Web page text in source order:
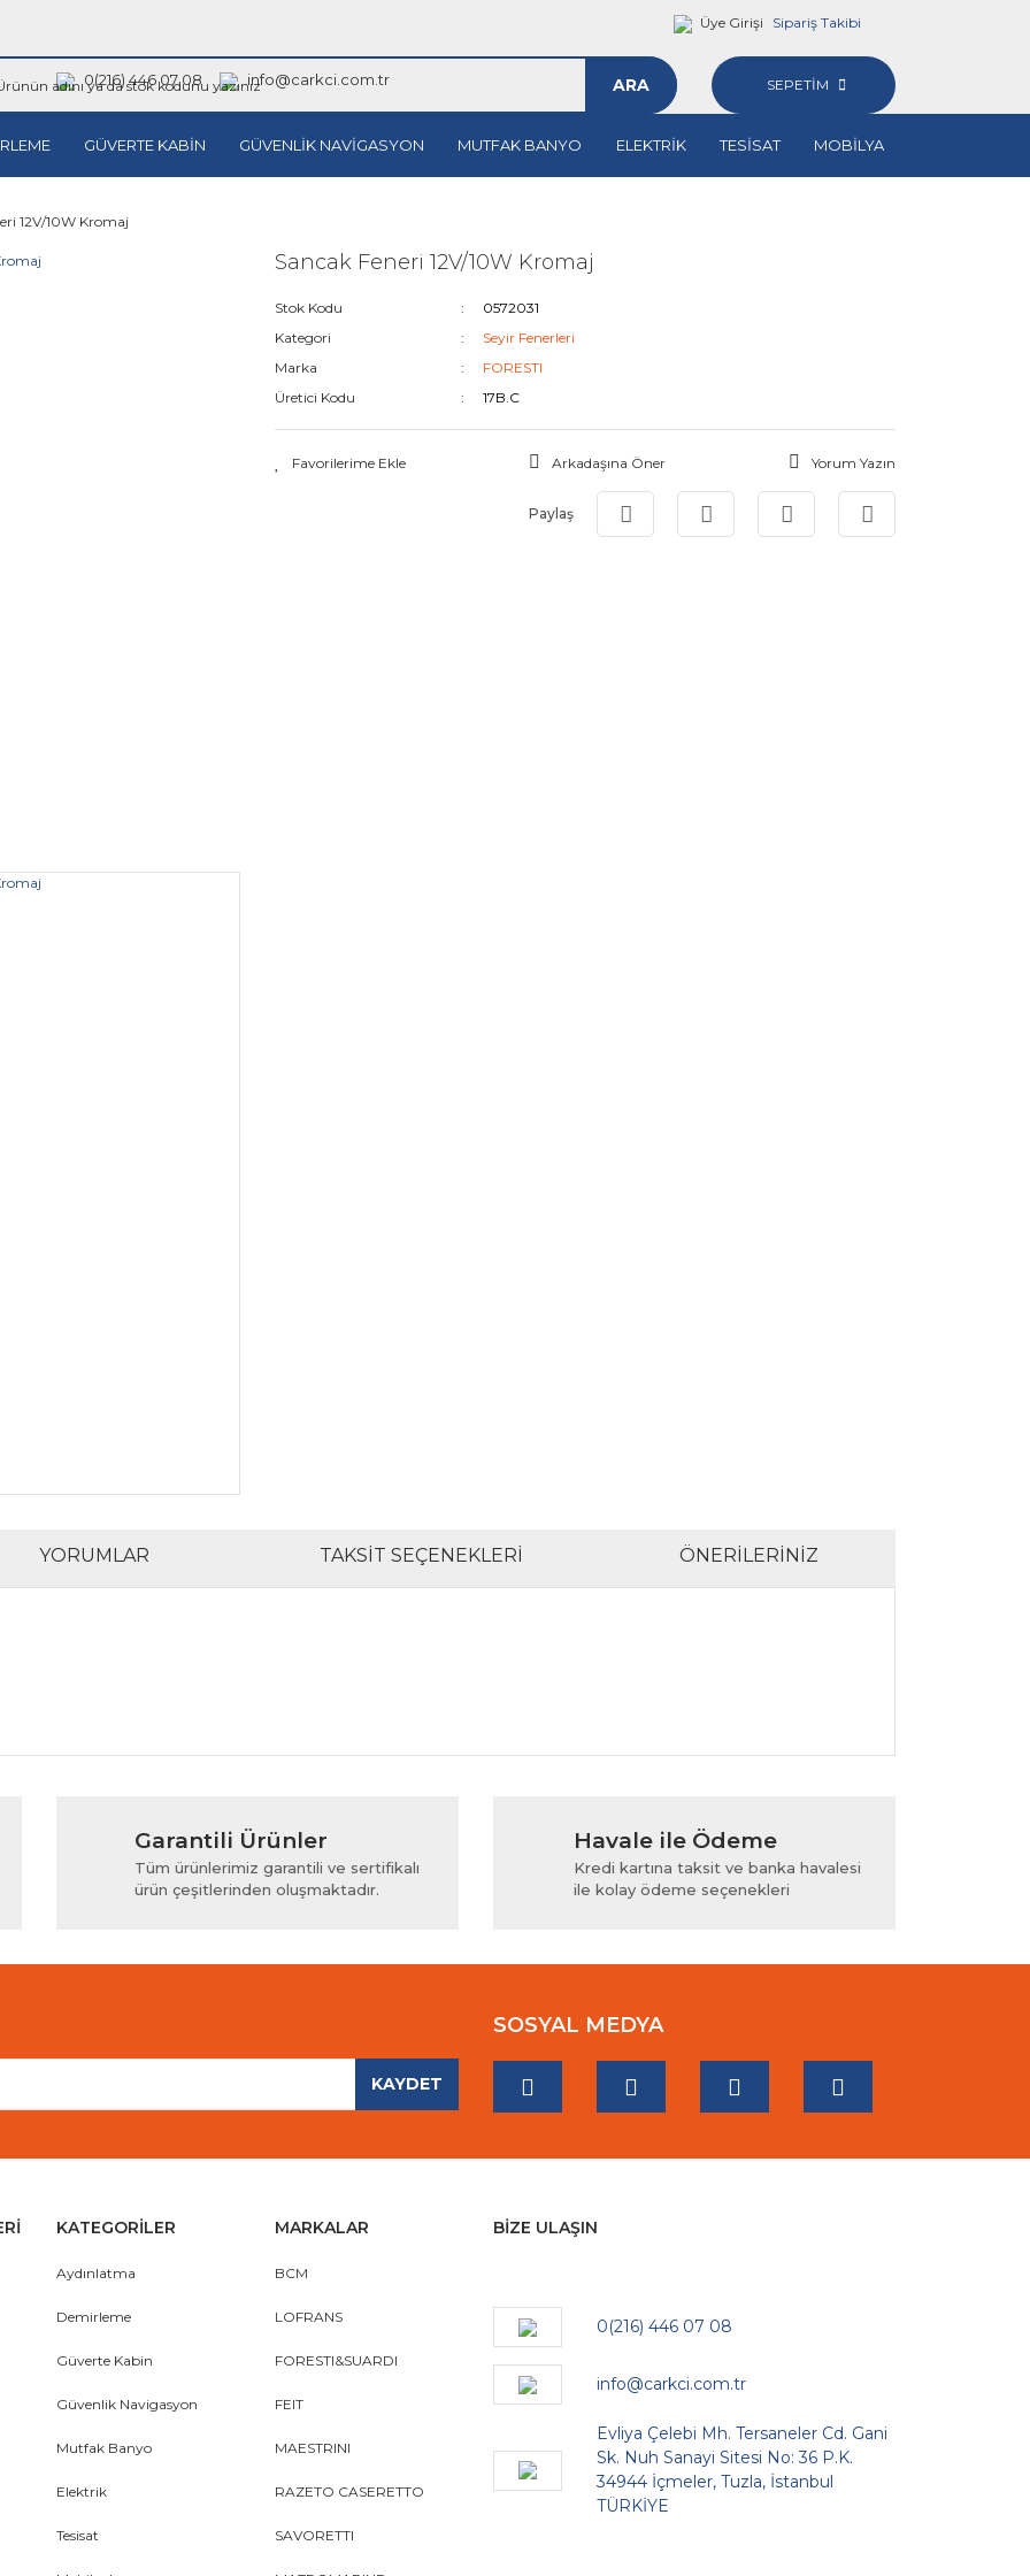
Üye Girişi Sipariş Takibi
0(216) 446 07 08 info@carkci.com.tr ARA SEPETİM
GÜVERTE KABİN GÜVENLİK NAVİGASYON MUTFAK BANYO ELEKTRİK TESİSAT MOBİLYA
12V/10W Kromaj
Sancak Feneri 12V/10W Kromaj
Stok Kodu
0572031
Kategori
Seyir Fenerleri
Marka
FORESTI
Üretici Kodu
17B.C
Arkadaşına Öner Yorum Yazın
Paylaş
YORUMLAR TAKSIT SEÇENEKLERI ÖNERILERINIZ
Yorum Yaz
ve diğer konularda yetersiz gördüğünüz noktaları öneri formunu kullanarak tarafımıza iletebilirsiniz.
Garantili Ürünler
Tüm ürünlerimiz garantili ve sertifikalı
ürün çeşitlerinden oluşmaktadır.
Havale ile Ödeme
Kredi kartına taksit ve banka havalesi
ile kolay ödeme seçenekleri
KAYDET
SOSYAL MEDYA
KATEGORİLER
Aydınlatma
Demirleme
Güverte Kabin
Güvenlik Navigasyon
Mutfak Banyo
Elektrik
Tesisat
MARKALAR
BCM
LOFRANS
FORESTI&SUARDI
FEIT
MAESTRINI
RAZETO CASERETTO
SAVORETTI
BİZE ULAŞIN
0(216) 446 07 08
info@carkci.com.tr
Evliya Çelebi Mh. Tersaneler Cd. Gani
Sk. Nuh Sanayi Sitesi No: 36 P.K.
34944 İçmeler, Tuzla, İstanbul
TÜRKİYE